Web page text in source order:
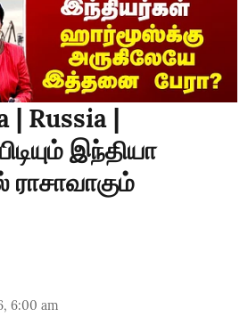
| Russia |
இந்தியா
6:00 am